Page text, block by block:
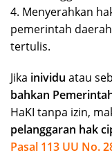
4. Menyerahkan
pemerintah
tertulis.
Jika inividu atau
bahkan
HaKI tanpa izin,
pelanggaran hak
Pasal 113 UU No.